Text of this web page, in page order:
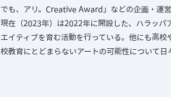
でも、アリ。Creative Award」などの企画・運営
現在（2023年）は2022年に開設した、ハラッパ
エイティブを育む活動を行っている。他にも高
校教育にとどまらないアートの可能性について日